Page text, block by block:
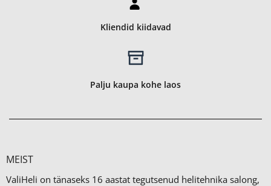
Kliendid kiidavad
Palju kaupa kohe laos
MEIST
ValiHeli on tänaseks 16 aastat tegutsenud helitehnika salong,